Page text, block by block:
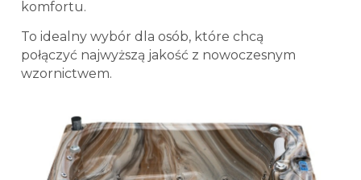
komfortu.
To idealny wybór dla osób, które chcą
połączyć najwyższą jakość z nowoczesnym
wzornictwem.